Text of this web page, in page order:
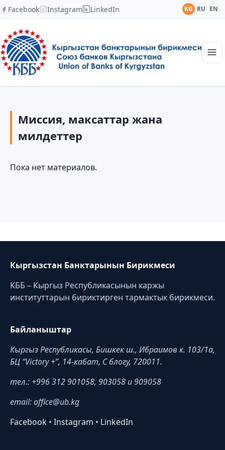
Facebook Instagram LinkedIn KG RU EN
Кабарлар
Академия
Мүчөлөр
Байланыш
Миссия, максаттар жана
милдеттер
Пока нет материалов.
Кыргызстан Банктарынын Бирикмеси
КББ – Кыргыз Республикасынын каржы
институттарын бириктирген тармактык бирикмеси.
Байланыштар
Кыргыз Республикасы, Бишкек ш., Ибраимов к. 103/1a,
БЦ “Victory +”, 14-кабат, C блогу, 720011.
тел.: +996 312 901058, 903058 и 909058
email: office@ub.kg
Facebook • Instagram • LinkedIn